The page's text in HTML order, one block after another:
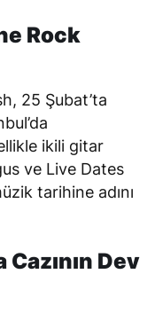
Rock
25 Şubat’ta
ikili gitar
ve Live Dates
tarihine adını
Dev